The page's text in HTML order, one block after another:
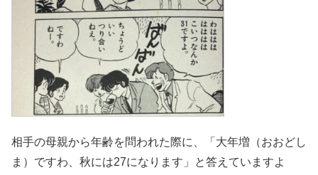
相手の母親から年齢を問われた際に、「大年増（おおどし
ま）ですわ、秋には27になります」と答えていますよ